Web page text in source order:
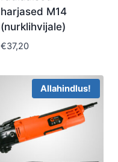
harjased M14
(nurklihvijale)
€37,20
Allahindlus!